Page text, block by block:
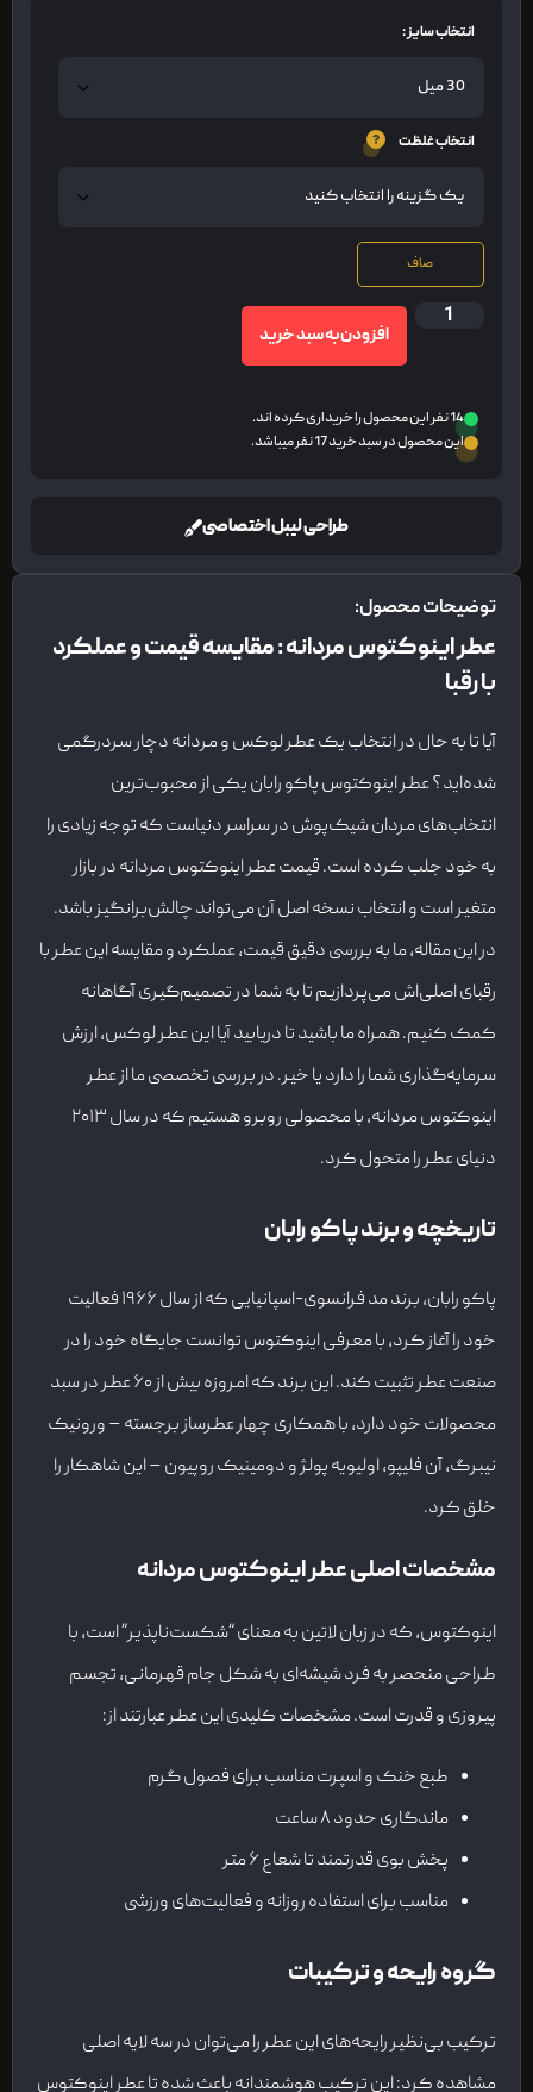
انتخاب سایز :
انتخاب غلظت
صاف
افزودن به سبد خرید
14 نفر این محصول را خریداری کرده اند.
این محصول در سبد خرید 17 نفر میباشد.
طراحی لیبل اختصاصی
توضیحات محصول:
عطر اینوکتوس مردانه : مقایسه قیمت و عملکرد
با رقبا
آیا تا به حال در انتخاب یک عطر لوکس و مردانه دچار سردرگمی
شده‌اید؟ عطر اینوکتوس پاکو رابان یکی از محبوب‌ترین
انتخاب‌های مردان شیک‌پوش در سراسر دنیاست که توجه زیادی را
به خود جلب کرده است. قیمت عطر اینوکتوس مردانه در بازار
متغیر است و انتخاب نسخه اصل آن می‌تواند چالش‌برانگیز باشد.
در این مقاله، ما به بررسی دقیق قیمت، عملکرد و مقایسه این عطر با
رقبای اصلی‌اش می‌پردازیم تا به شما در تصمیم‌گیری آگاهانه
کمک کنیم. همراه ما باشید تا دریابید آیا این عطر لوکس، ارزش
سرمایه‌گذاری شما را دارد یا خیر. در بررسی تخصصی ما از عطر
اینوکتوس مردانه، با محصولی روبرو هستیم که در سال ۲۰۱۳
دنیای عطر را متحول کرد.
تاریخچه و برند پاکو رابان
پاکو رابان، برند مد فرانسوی-اسپانیایی که از سال ۱۹۶۶ فعالیت
خود را آغاز کرد، با معرفی اینوکتوس توانست جایگاه خود را در
صنعت عطر تثبیت کند. این برند که امروزه بیش از ۶۰ عطر در سبد
محصولات خود دارد، با همکاری چهار عطرساز برجسته – ورونیک
نیبرگ، آن فلیپو، اولیویه پولژ و دومینیک روپیون – این شاهکار را
خلق کرد.
مشخصات اصلی عطر اینوکتوس مردانه
اینوکتوس، که در زبان لاتین به معنای “شکست‌ناپذیر” است، با
طراحی منحصر به فرد شیشه‌ای به شکل جام قهرمانی، تجسم
پیروزی و قدرت است. مشخصات کلیدی این عطر عبارتند از:
طبع خنک و اسپرت مناسب برای فصول گرم
ماندگاری حدود ۸ ساعت
پخش بوی قدرتمند تا شعاع ۶ متر
مناسب برای استفاده روزانه و فعالیت‌های ورزشی
گروه رایحه و ترکیبات
ترکیب بی‌نظیر رایحه‌های این عطر را می‌توان در سه لایه اصلی
مشاهده کرد: این ترکیب هوشمندانه باعث شده تا عطر اینوکتوس